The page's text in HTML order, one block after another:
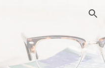
Skip to navigation